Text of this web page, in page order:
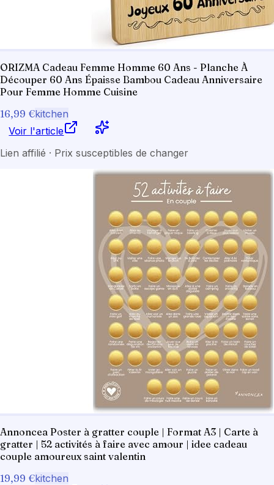
ORIZMA Cadeau Femme Homme 60 Ans - Planche À
Découper 60 Ans Épaisse Bambou Cadeau Anniversaire
Pour Femme Homme Cuisine
16,99 €kitchen
Voir l'article
Lien affilié · Prix susceptibles de changer
Annoncea Poster à gratter couple | Format A3 | Carte à
gratter | 52 activités à faire avec amour | idee cadeau
couple amoureux saint valentin
19,99 €kitchen